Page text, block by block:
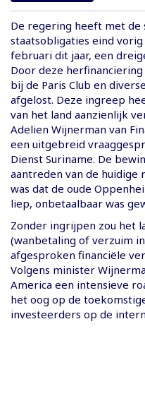
De regering heeft met de
staatsobligaties eind vorig
februari dit jaar, een
Door deze
bij de Paris Club en
afgelost. Deze ingreep
van het land aanzienlijk
Adelien Wijnerman van
een uitgebreid
Dienst Suriname. De
aantreden van de
was dat de oude
liep, onbetaalbaar was
Zonder ingrijpen zou het
(wanbetaling of verzuim
afgesproken financiële
Volgens minister
America een intensieve
het oog op de
investeerders op de